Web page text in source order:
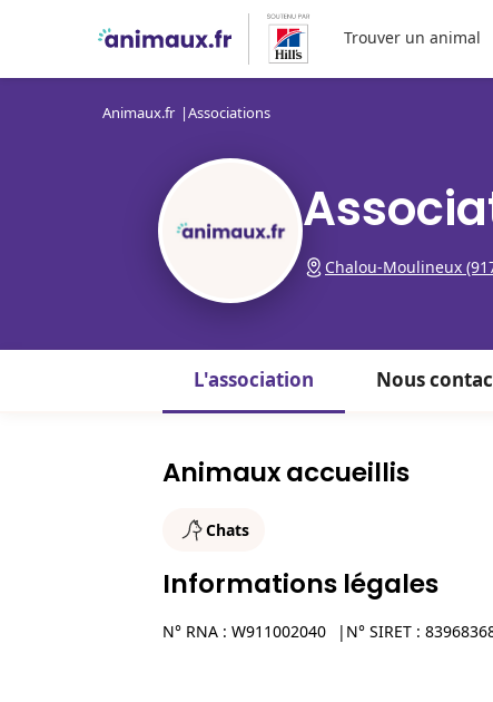
Trouver un animal
Animaux.fr Associations
Chalou-Moulineux
L'association Nous
Animaux accueillis
Chats
Informations légales
N° RNA : W911002040 N° SIRET :